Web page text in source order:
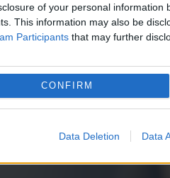
of your personal information
This information may also be
Participants that may further
CONFIRM
Data Deletion Data